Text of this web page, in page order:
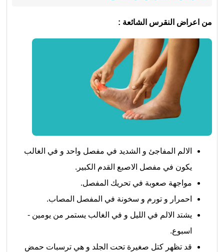
من اعراض النقرس الشائعة :
الالم المفاجئ و الشديد في مفصل واحد و في الغالب
يكون في مفصل الاصبع القدم الكبير.
مواجهة صعوبة في تحريك المفصل.
احمرار و تورم و سخونة في المفصل المصاب.
يشتد الالم في الليل و في الغالب يستمر من يومين -
اسبوع.
قد تظهر كتل صغيرة تحت الجلد و هي ترسبات حمض